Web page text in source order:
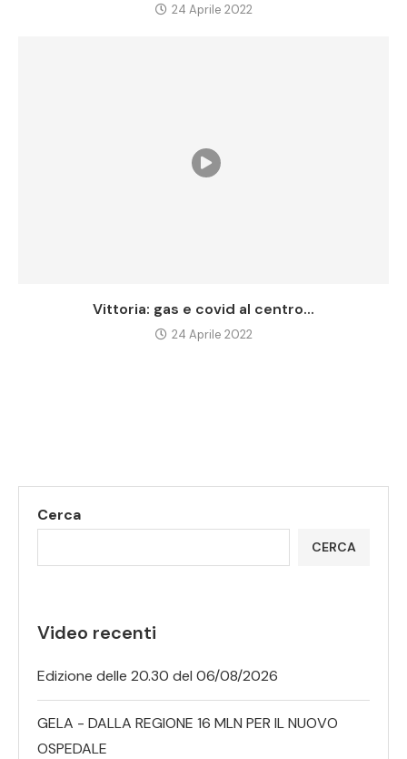
24 Aprile 2022
Vittoria: gas e covid al centro...
24 Aprile 2022
Cerca
CERCA
Video recenti
Edizione delle 20.30 del 06/08/2026
GELA - DALLA REGIONE 16 MLN PER IL NUOVO
OSPEDALE